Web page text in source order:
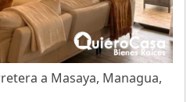
a Masaya, Managua,